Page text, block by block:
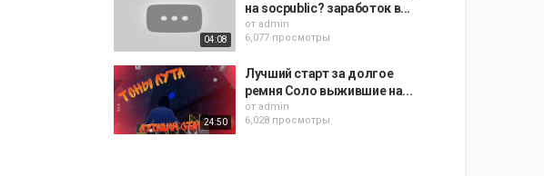
04:08
на socpublic? заработок в...
от admin
6,077 просмотры
24:50
Лучший старт за долгое
ремня Соло выжившие на...
от admin
6,028 просмотры